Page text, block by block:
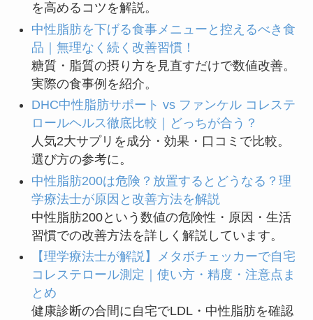
を高めるコツを解説。
中性脂肪を下げる食事メニューと控えるべき食
品｜無理なく続く改善習慣！
糖質・脂質の摂り方を見直すだけで数値改善。
実際の食事例を紹介。
DHC中性脂肪サポート vs ファンケル コレステ
ロールヘルス徹底比較｜どっちが合う？
人気2大サプリを成分・効果・口コミで比較。
選び方の参考に。
中性脂肪200は危険？放置するとどうなる？理
学療法士が原因と改善方法を解説
中性脂肪200という数値の危険性・原因・生活
習慣での改善方法を詳しく解説しています。
【理学療法士が解説】メタボチェッカーで自宅
コレステロール測定｜使い方・精度・注意点ま
とめ
健康診断の合間に自宅でLDL・中性脂肪を確認